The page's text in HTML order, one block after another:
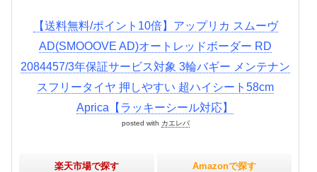
【送料無料/ポイント10倍】アップリカ スムーヴ
AD(SMOOOVE AD)オートレッドボーダー RD
2084457/3年保証サービス対象 3輪バギー メンテナン
スフリータイヤ 押しやすい 超ハイシート58cm
Aprica【ラッキーシール対応】
posted with カエレバ
楽天市場で探す Amazonで探す